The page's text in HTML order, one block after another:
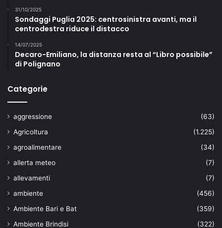
31/10/2025
Sondaggi Puglia 2025: centrosinistra avanti, ma il
centrodestra riduce il distacco
14/07/2025
Decaro-Emiliano, la distanza resta al “Libro possibile”
di Polignano
Categorie
aggressione
(63)
Agricoltura
(1.225)
agroalimentare
(34)
allerta meteo
(7)
allevamenti
(7)
ambiente
(456)
Ambiente Bari e Bat
(359)
Ambiente Brindisi
(322)